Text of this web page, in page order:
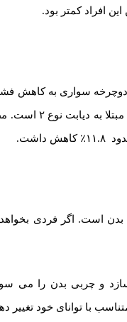
افراد کمتر بود.
دوچرخه سواری به کاهش
دوره زمانی کمک می کند و روشی مؤثر
است. اگر فردی بخواهد
و چربی بدن را می
با توانای خود تغییر